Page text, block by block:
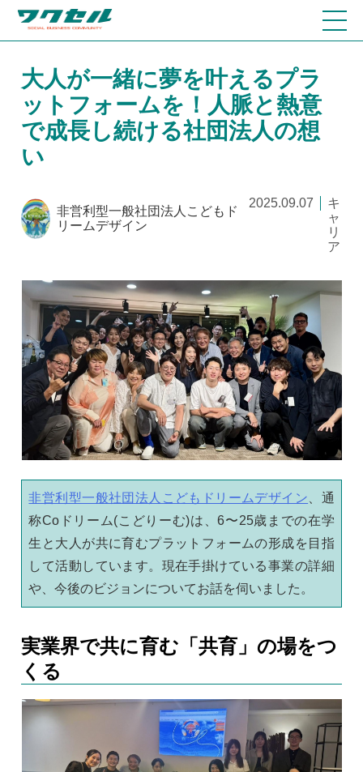
大人が一緒に夢を叶えるプラ
ットフォームを！人脈と熱意
で成長し続ける社団法人の想
い
非営利型一般社団法人こどもド
リームデザイン
2025.09.07
キ
ャ
リ
ア
非営利型一般社団法人こどもドリームデザイン 、通
称Coドリーム(こどりーむ)は、6〜25歳までの在学
生と大人が共に育むプラットフォームの形成を目指
して活動しています。現在手掛けている事業の詳細
や、今後のビジョンについてお話を伺いました。
実業界で共に育む「共育」の場をつ
くる